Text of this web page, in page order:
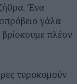
Ένα
γάλα
πλέον
τυροκομούν